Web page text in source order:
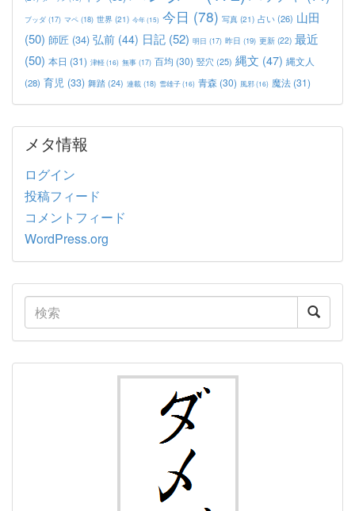
ブッダ (17) マペ (18) 世界 (21) 今年(15) 今日 (78) 写真 (21) 占い(26) 山田
(50) 師匠 (34) 弘前 (44) 日記 (52) 明日 (17) 昨日 (19) 更新 (22) 最近
(50) 本日 (31) 津軽(16) 無事 (17) 百均 (30) 竪穴 (25) 縄文 (47) 縄文人
(28) 育児 (33) 舞踏 (24) 連載 (18) 雪雄子(16) 青森 (30) 風邪(16) 魔法 (31)
メタ情報
ログイン
投稿フィード
コメントフィード
WordPress.org